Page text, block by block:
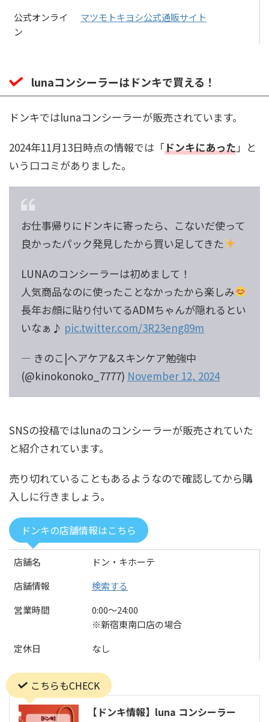
公式オンライ
ン
マツモトキヨシ公式通販サイト
lunaコンシーラーはドンキで買える！
ドンキではlunaコンシーラーが販売されています。
2024年11月13日時点の情報では「ドンキにあった」と
いう口コミがありました。
お仕事帰りにドンキに寄ったら、こないだ使って
良かったパック発見したから買い足してきた
LUNAのコンシーラーは初めまして！
人気商品なのに使ったことなかったから楽しみ
長年お顔に貼り付いてるADMちゃんが隠れるとい
いなぁ♪ pic.twitter.com/3R23eng89m
— きのこ|ヘアケア&スキンケア勉強中
(@kinokonoko_7777) November 12, 2024
SNSの投稿ではlunaのコンシーラーが販売されていた
と紹介されています。
売り切れていることもあるようなので確認してから購
入しに行きましょう。
ドンキの店舗情報はこちら
店舗名
ドン・キホーテ
店舗情報
検索する
営業時間
0:00〜24:00
※新宿東南口店の場合
定休日
なし
こちらもCHECK
【ドンキ情報】luna コンシーラー